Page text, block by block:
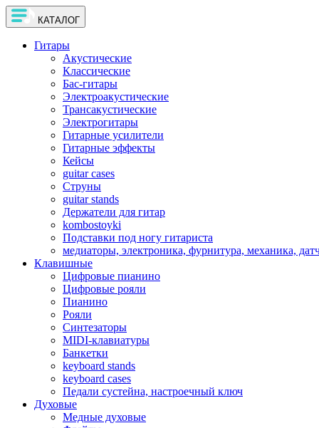
КАТАЛОГ
Гитары
Акустические
Классические
Бас-гитары
Электроакустические
Трансакустические
Электрогитары
Гитарные усилители
Гитарные эффекты
Кейсы
guitar cases
Струны
guitar stands
Держатели для гитар
kombostoyki
Подставки под ногу гитариста
медиаторы, электроника, фурнитура, механика,
Клавишные
Цифровые пианино
Цифровые рояли
Пианино
Рояли
Синтезаторы
MIDI-клавиатуры
Банкетки
keyboard stands
keyboard cases
Педали сустейна, настроечный ключ
Духовые
Медные духовые